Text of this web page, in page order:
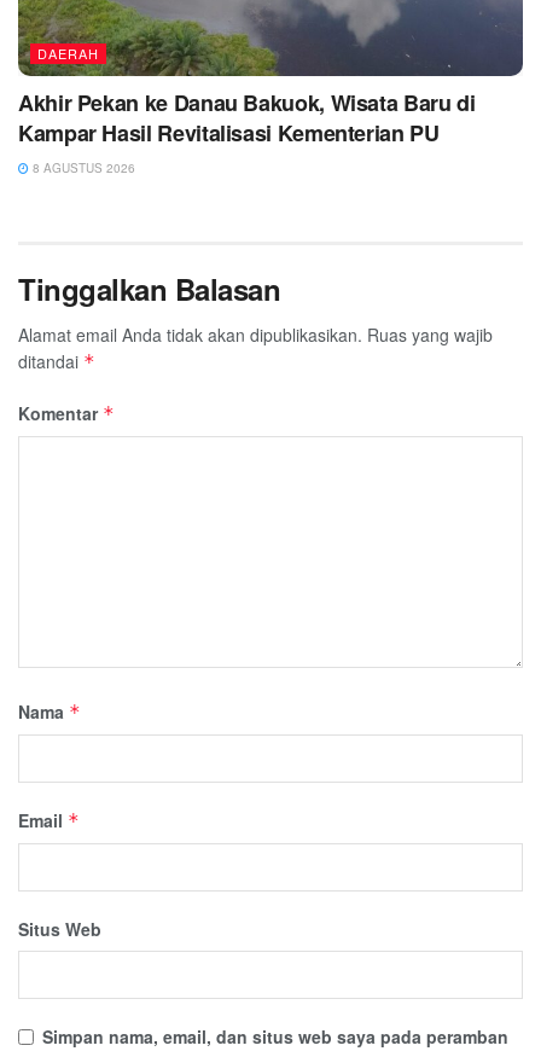
DAERAH
Akhir Pekan ke Danau Bakuok, Wisata Baru di
Kampar Hasil Revitalisasi Kementerian PU
8 AGUSTUS 2026
Tinggalkan Balasan
Alamat email Anda tidak akan dipublikasikan. Ruas yang wajib
ditandai *
Komentar *
Nama *
Email *
Situs Web
Simpan nama, email, dan situs web saya pada peramban